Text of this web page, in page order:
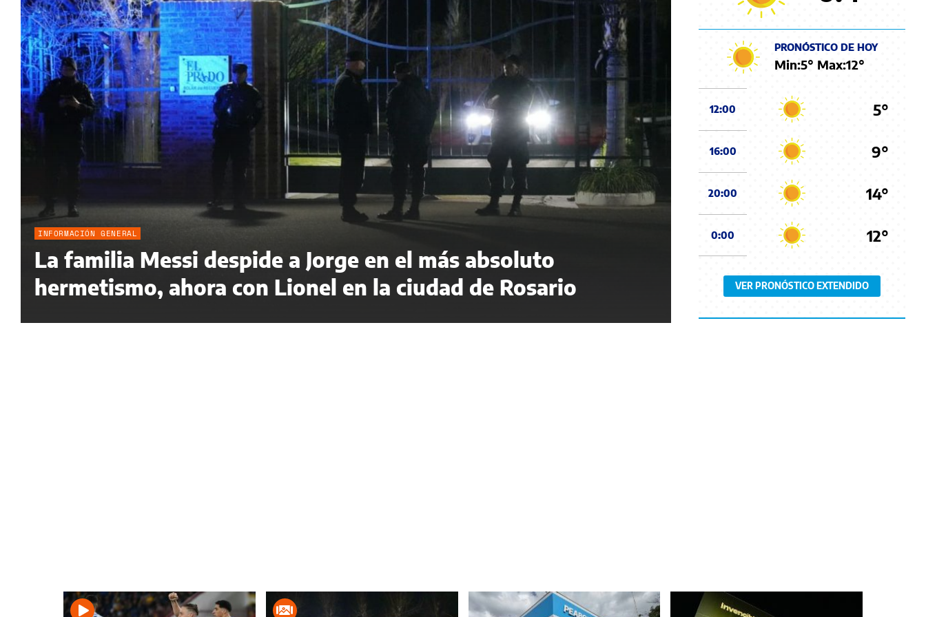
INFORMACIÓN GENERAL
La familia Messi despide a Jorge en el más absoluto
hermetismo, ahora con Lionel en la ciudad de Rosario
PRONÓSTICO DE HOY
Min:5° Max:12°
12:00 5°
16:00 9°
20:00 14°
0:00 12°
VER PRONÓSTICO EXTENDIDO